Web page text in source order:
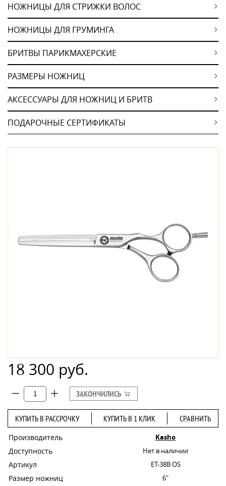
НОЖНИЦЫ ДЛЯ СТРИЖКИ ВОЛОС
НОЖНИЦЫ ДЛЯ ГРУМИНГА
БРИТВЫ ПАРИКМАХЕРСКИЕ
РАЗМЕРЫ НОЖНИЦ
АКСЕССУАРЫ ДЛЯ НОЖНИЦ И БРИТВ
ПОДАРОЧНЫЕ СЕРТИФИКАТЫ
18 300 руб.
ЗАКОНЧИЛИСЬ
КУПИТЬ В РАССРОЧКУ КУПИТЬ В 1 КЛИК СРАВНИТЬ
Производитель Kasho
Доступность Нет в наличии
Артикул ET-38B OS
Размер ножниц 6"